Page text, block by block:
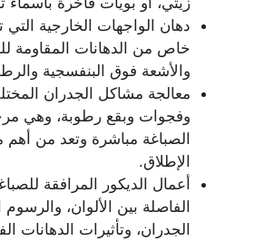
دهان الواجهات الخارجية التي
خاص من الدهانات المقاومة
والأشعة فوق البنفسجية
معالجة مشاكل الجدران
وفجوات وبقع رطوبة، وهي
الصباغة مباشرة وتعد من
الإطلاق.
أعمال الديكور المرافقة
الفاصلة بين الألوان،
الجدران، وتأثيرات الدهانات